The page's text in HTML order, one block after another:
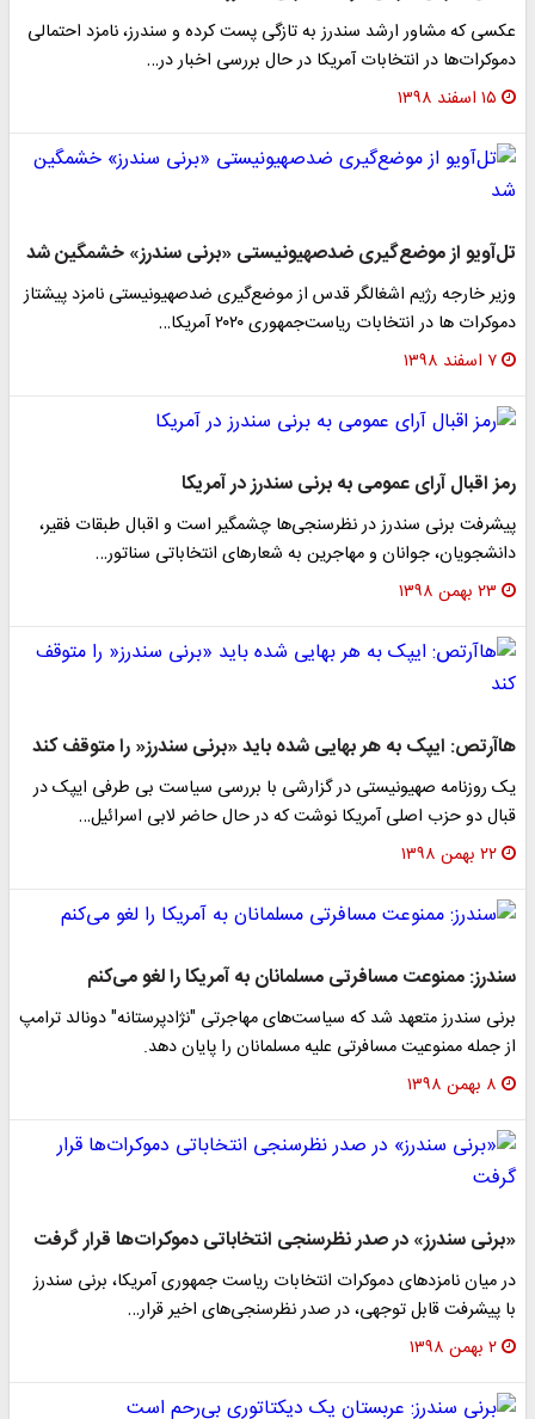
عکسی که مشاور ارشد سندرز به تازگی پست کرده و سندرز، نامزد احتمالی
دموکرات‌ها در انتخابات آمریکا در حال بررسی اخبار در…
۱۵ اسفند ۱۳۹۸
تل‌آویو از موضع‌گیری ضدصهیونیستی «برنی سندرز» خشمگین شد
وزیر خارجه رژیم اشغالگر قدس از موضع‌گیری ضدصهیونیستی نامزد پیشتاز
دموکرات ها در انتخابات ریاست‌جمهوری ۲۰۲۰ آمریکا…
۷ اسفند ۱۳۹۸
رمز اقبال آرای عمومی به برنی سندرز در آمریکا
پیشرفت برنی سندرز در نظرسنجی‌ها چشمگیر است و اقبال طبقات فقیر،
دانشجویان، جوانان و مهاجرین به شعارهای انتخاباتی سناتور…
۲۳ بهمن ۱۳۹۸
هاآرتص: ایپک به هر بهایی شده باید «برنی سندرز« را متوقف کند
یک روزنامه صهیونیستی در گزارشی با بررسی سیاست بی طرفی ایپک در
قبال دو حزب اصلی آمریکا نوشت که در حال حاضر لابی اسرائیل…
۲۲ بهمن ۱۳۹۸
سندرز: ممنوعت مسافرتی مسلمانان به آمریکا را لغو می‌کنم
برنی سندرز متعهد شد که سیاست‌های مهاجرتی "نژادپرستانه" دونالد ترامپ
از جمله ممنوعیت مسافرتی علیه مسلمانان را پایان دهد.
۸ بهمن ۱۳۹۸
«برنی سندرز» در صدر نظرسنجی‌ انتخاباتی دموکرات‌ها قرار گرفت
در میان نامزدهای دموکرات انتخابات ریاست جمهوری آمریکا، برنی سندرز
با پیشرفت قابل توجهی، در صدر نظرسنجی‌های اخیر قرار…
۲ بهمن ۱۳۹۸